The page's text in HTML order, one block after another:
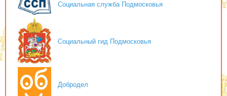
Социальная служба Подмосковья
Социальный гид Подмосковья
Добродел